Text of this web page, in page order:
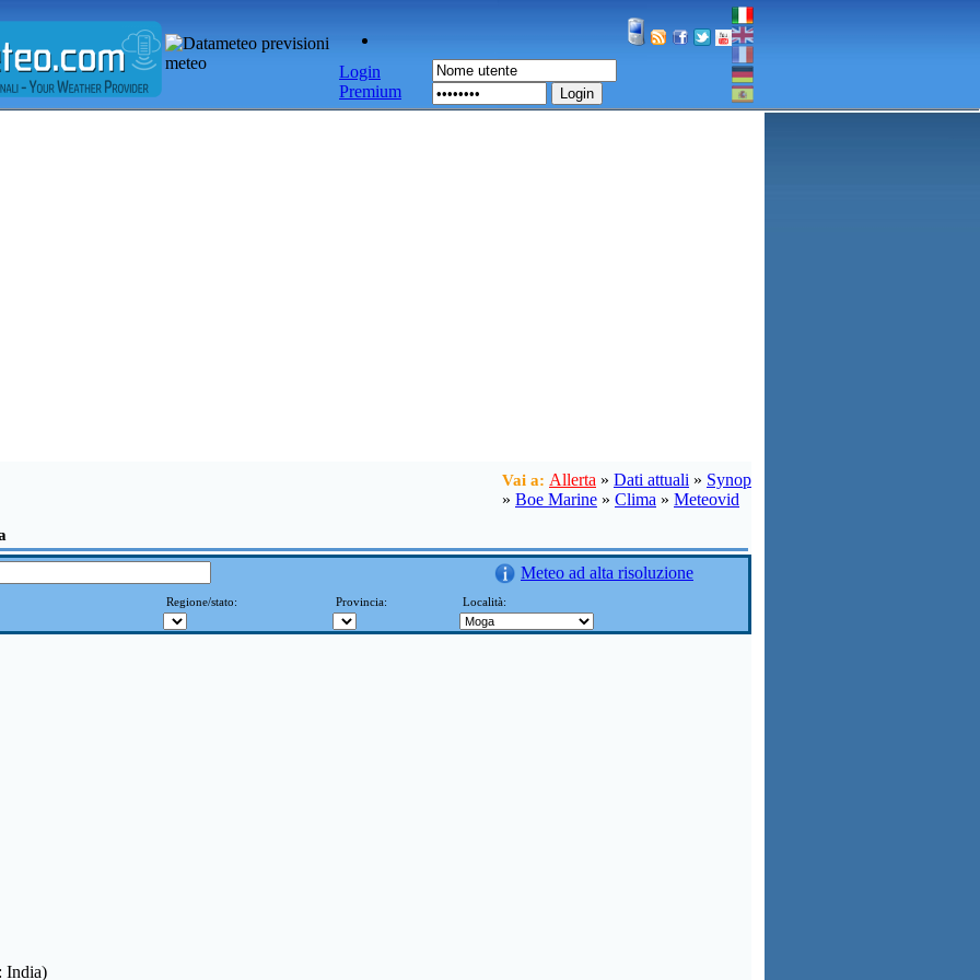
Login
Premium
Login
Vai a: Allerta » Dati attuali » Synop
» Boe Marine » Clima » Meteovid
Meteo ad alta risoluzione
Regione/stato: Provincia: Località:
India)